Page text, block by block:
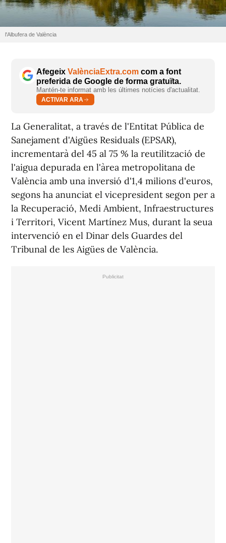
l'Albufera de València
Afegeix ValènciaExtra.com com a font
preferida de Google de forma gratuïta.
Mantén-te informat amb les últimes notícies d'actualitat.
ACTIVAR ARA
La Generalitat, a través de l'Entitat Pública de
Sanejament d'Aigües Residuals (EPSAR),
incrementarà del 45 al 75 % la reutilització de
l'aigua depurada en l'àrea metropolitana de
València amb una inversió d'1,4 milions d'euros,
segons ha anunciat el vicepresident segon per a
la Recuperació, Medi Ambient, Infraestructures
i Territori, Vicent Martínez Mus, durant la seua
intervenció en el Dinar dels Guardes del
Tribunal de les Aigües de València.